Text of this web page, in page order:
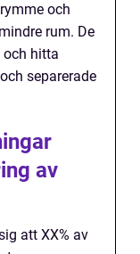
och
rum. De
och hitta
separerade
av
att XX% av